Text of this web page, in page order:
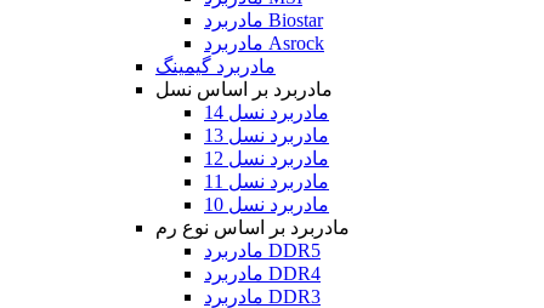
مادربرد Biostar
مادربرد Asrock
مادربرد گیمینگ
مادربرد بر اساس نسل
مادربرد نسل 14
مادربرد نسل 13
مادربرد نسل 12
مادربرد نسل 11
مادربرد نسل 10
مادربرد بر اساس نوع رم
مادربرد DDR5
مادربرد DDR4
مادربرد DDR3